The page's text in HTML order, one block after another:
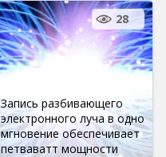
Запись разбивающего
электронного луча в одно
мгновение обеспечивает
петваватт мощности
28